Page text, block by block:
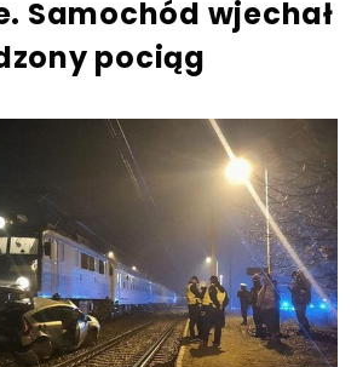
Samochód wjechał
pociąg